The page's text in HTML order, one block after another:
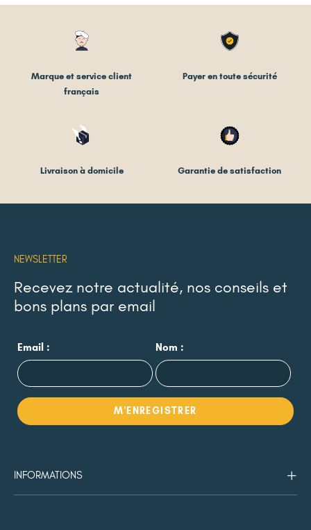
Marque et service client
français
Payer en toute sécurité
Livraison à domicile Garantie de satisfaction
NEWSLETTER
Recevez notre actualité, nos conseils et
bons plans par email
Email : Nom :
INFORMATIONS